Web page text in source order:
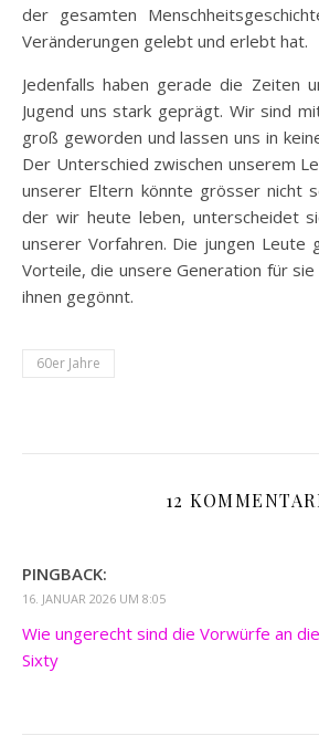
der gesamten
Veränderungen gelebt und erlebt hat.
Jedenfalls haben gerade die Zeiten
Jugend uns stark geprägt. Wir sind
groß geworden und lassen uns in
Der Unterschied zwischen unserem
unserer Eltern könnte grösser nicht
der wir heute leben, unterscheidet
unserer Vorfahren. Die jungen Leute
Vorteile, die unsere Generation für
ihnen gegönnt.
60er Jahre
12
PINGBACK:
16. JANUAR 2026 UM 8:05
Wie ungerecht sind die Vorwürfe an
Sixty